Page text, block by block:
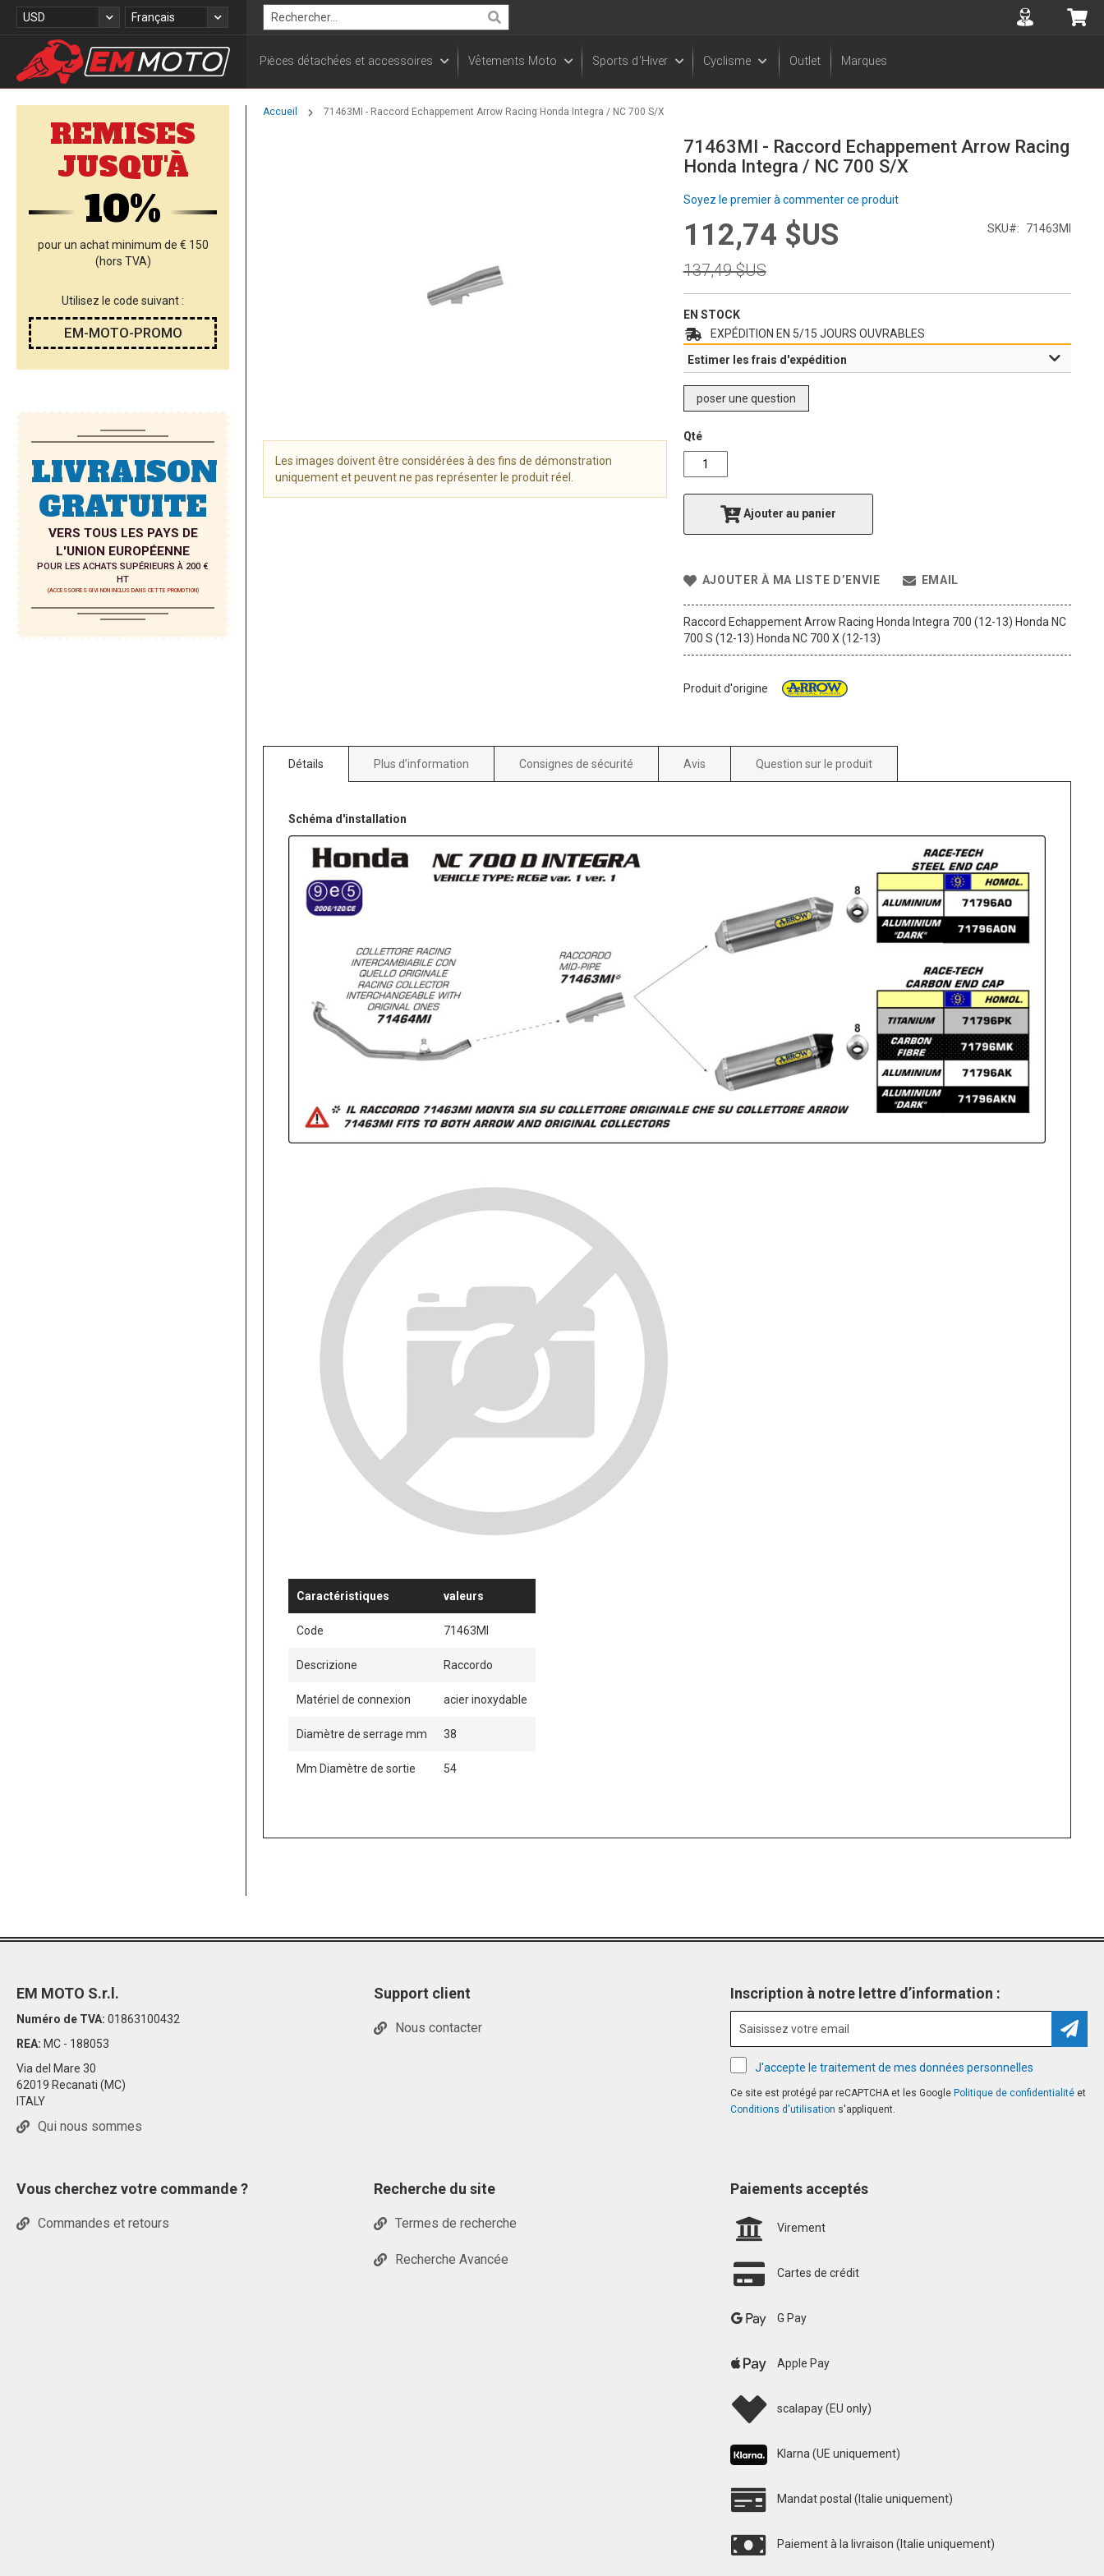
Allez
Devise
USD Langue
Français
Rechercher
Accuont
Pièces détachées et accessoires Vêtements Moto Sports d'Hiver Cyclisme Outlet Marques
Accueil 71463MI - Raccord Echappement Arrow Racing Honda Integra / NC 700 S/X
71463MI - Raccord Echappement Arrow Racing
Honda Integra / NC 700 S/X
Soyez le premier à commenter ce produit
Prix
Spécial
112,74 $US
Prix
normal
137,49 $US
SKU 71463MI
EN STOCK
EXPÉDITION EN 5/15 JOURS OUVRABLES
Estimer les frais d'expédition
poser une question
Qté
Ajouter au panier
AJOUTER À MA LISTE D’ENVIE EMAIL
Raccord Echappement Arrow Racing Honda Integra 700 (12-13) Honda NC
700 S (12-13) Honda NC 700 X (12-13)
Produit d'origine
Les images doivent être considérées à des fins de démonstration
uniquement et peuvent ne pas représenter le produit réel.
Détails
Schéma d'installation
Caractéristiques valeurs
Code 71463MI
Descrizione Raccordo
Matériel de connexion acier inoxydable
Diamètre de serrage mm 38
Mm Diamètre de sortie 54
Plus d’information Consignes de sécurité Avis Question sur le produit
REMISES
JUSQU'À
10%
pour un achat minimum de € 150
(hors TVA)
Utilisez le code suivant :
EM-MOTO-PROMO
LIVRAISON
GRATUITE
VERS TOUS LES PAYS DE
L'UNION EUROPÉENNE
POUR LES ACHATS SUPÉRIEURS À 200 €
HT
(ACCESSOIRES GIVI NON INCLUS DANS CETTE PROMOTION)
Inscription à notre lettre d’information :
J'accepte le traitement de mes données personnelles
Ce site est protégé par reCAPTCHA et les Google Politique de confidentialité et
Conditions d'utilisation s'appliquent.
EM MOTO S.r.l.
Numéro de TVA: 01863100432
REA: MC - 188053
Via del Mare 30
62019 Recanati (MC)
ITALY
Qui nous sommes
Support client
Nous contacter
Vous cherchez votre commande ?
Commandes et retours
Recherche du site
Termes de recherche
Recherche Avancée
Paiements acceptés
Virement
Cartes de crédit
G Pay
Apple Pay
scalapay (EU only)
Klarna (UE uniquement)
Mandat postal (Italie uniquement)
Paiement à la livraison (Italie uniquement)